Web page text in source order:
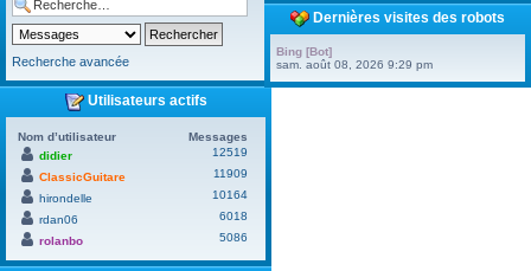
Recherche avancée
Utilisateurs actifs
Nom d’utilisateur
Messages
didier
12519
ClassicGuitare
11909
hirondelle
10164
rdan06
6018
rolanbo
5086
Dernières visites des robots
Bing [Bot]
sam. août 08, 2026 9:29 pm